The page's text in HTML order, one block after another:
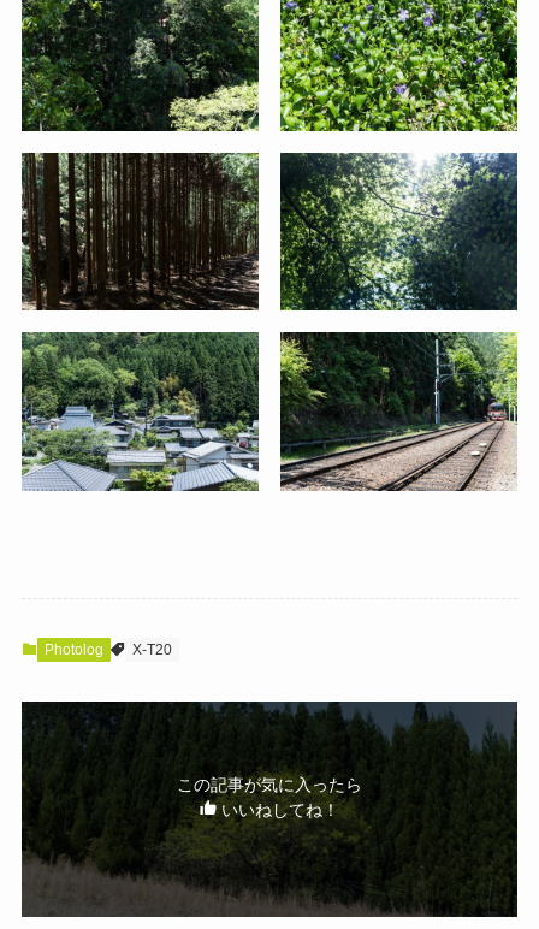
Photolog X-T20
この記事が気に入ったら
いいねしてね！